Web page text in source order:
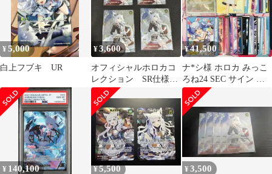
スペクトラム
¥5,000
白上フブキ UR
¥3,600
オフィシャルホロカコ
レクション SR仕様
プロモ 白上フブキ
1st 4枚セット
¥41,500
ナ*シ様 ホロカ みっこ
ろね24 SEC サイン ホ
ロライブ ホロライブ
OCG
¥ 140,100 ¥5,500 ¥3,500